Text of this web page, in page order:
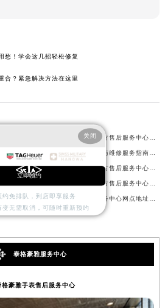
愁！学会这几招轻松修复
合？紧急解决方法在这里
亲身探访泰格豪雅太原官方售后服务中心｜全部地址与客服热线（2026年7月最新）
泰格豪雅中国官方售后服务中心｜详细地址与售后服务电话权威信息通知（2026年7月最新） 泰格豪雅摩纳哥机芯保养与维修服务指南权威公示（2026年7月最新）
泰格豪雅维修在哪官方售后服务中心地址查询权威公示（2026年7月最新） 亲身探访泰格豪雅宁波官方售后服务中心｜全新服务热线及门店地址（2026年7月最新）
亲身探访泰格豪雅佛山官方售后服务中心｜网点地址与售后热线（2026年7月最新）
亲身探访泰格豪雅厦门官方售后服务中心｜全新服务热线及门店地址（2026年7月最新） 泰格豪雅中国官方售后服务中心网点地址及热线实地考察报告+多信源验证（2026年7月最新）
泰格豪雅服务中心
格豪雅手表售后服务中心
关闭
立即预约
约免排队，到店即享服务
变无需取消，可随时重新预约